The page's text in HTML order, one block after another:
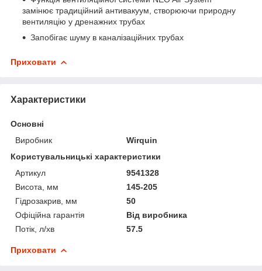
замінює традиційний антивакуум, створюючи природну
вентиляцію у дренажних трубах
Запобігає шуму в каналізаційних трубах
Приховати
Характеристики
Основні
Виробник
Wirquin
Користувальницькі характеристики
Артикул
9541328
Висота, мм
145-205
Гідрозакрив, мм
50
Офіційна гарантія
Від виробника
Потік, л/хв
57.5
Приховати